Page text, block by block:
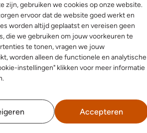
zijn, gebruiken we cookies op onze website.
ervoor dat de website goed werkt en
worden altijd geplaatst en vereisen geen
die we gebruiken om jouw voorkeuren te
te tonen, vragen we jouw
worden alleen de functionele en analytische
instellingen" klikken voor meer informatie
Accepteren
Laatste items
-20%
Blundstone
Boots
€ 239,99 € 191,99